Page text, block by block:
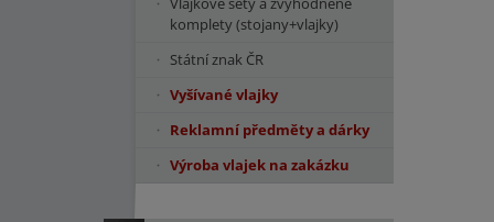
komplety (stojany+vlajky)
Státní znak ČR
Vyšívané vlajky
Reklamní předměty a dárky
Výroba vlajek na zakázku